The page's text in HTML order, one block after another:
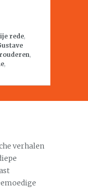
rede,
,
,
verhalen